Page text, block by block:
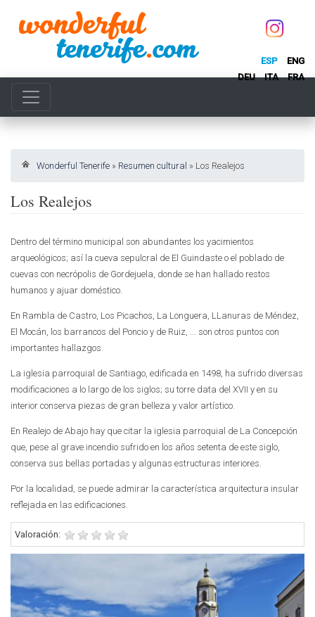
ESP
ENG
DEU
ITA FRA
Wonderful Tenerife » Resumen cultural » Los Realejos
Los Realejos
Dentro del término municipal son abundantes los yacimientos
arqueológicos; así la cueva sepulcral de El Guindaste o el poblado de
cuevas con necrópolis de Gordejuela, donde se han hallado restos
humanos y ajuar doméstico.
En Rambla de Castro, Los Picachos, La Longuera, LLanuras de Méndez,
El Mocán, los barrancos del Poncio y de Ruiz, ... son otros puntos con
importantes hallazgos.
La iglesia parroquial de Santiago, edificada en 1498, ha sufrido diversas
modificaciones a lo largo de los siglos; su torre data del XVII y en su
interior conserva piezas de gran belleza y valor artístico.
En Realejo de Abajo hay que citar la iglesia parroquial de La Concepción
que, pese al grave incendio sufrido en los años setenta de este siglo,
conserva sus bellas portadas y algunas estructuras interiores.
Por la localidad, se puede admirar la característica arquitectura insular
reflejada en las edificaciones.
Valoración: